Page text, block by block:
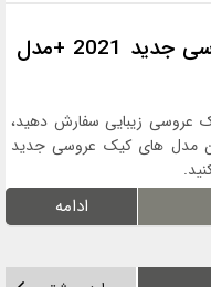
زیباترین مدل های کیک عروسی جدید 2021 +مدل
عروسی زیبایی سفارش دهید،
مدل های کیک عروسی جدید
ادامه